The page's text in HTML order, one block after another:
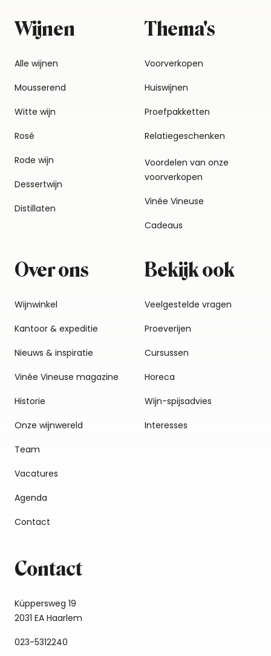
Wijnen
Alle wijnen
Mousserend
Witte wijn
Rosé
Rode wijn
Dessertwijn
Distillaten
Thema's
Voorverkopen
Huiswijnen
Proefpakketten
Relatiegeschenken
Voordelen van onze
voorverkopen
Vinée Vineuse
Cadeaus
Over ons
Wijnwinkel
Kantoor & expeditie
Nieuws & inspiratie
Vinée Vineuse magazine
Historie
Onze wijnwereld
Team
Vacatures
Agenda
Contact
Bekijk ook
Veelgestelde vragen
Proeverijen
Cursussen
Horeca
Wijn-spijsadvies
Interesses
Contact
Küppersweg 19
2031 EA Haarlem
023-5312240